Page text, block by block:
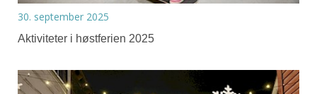
30. september 2025
Aktiviteter i høstferien 2025